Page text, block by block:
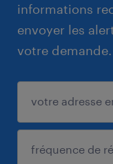
informations
envoyer les
votre demande.